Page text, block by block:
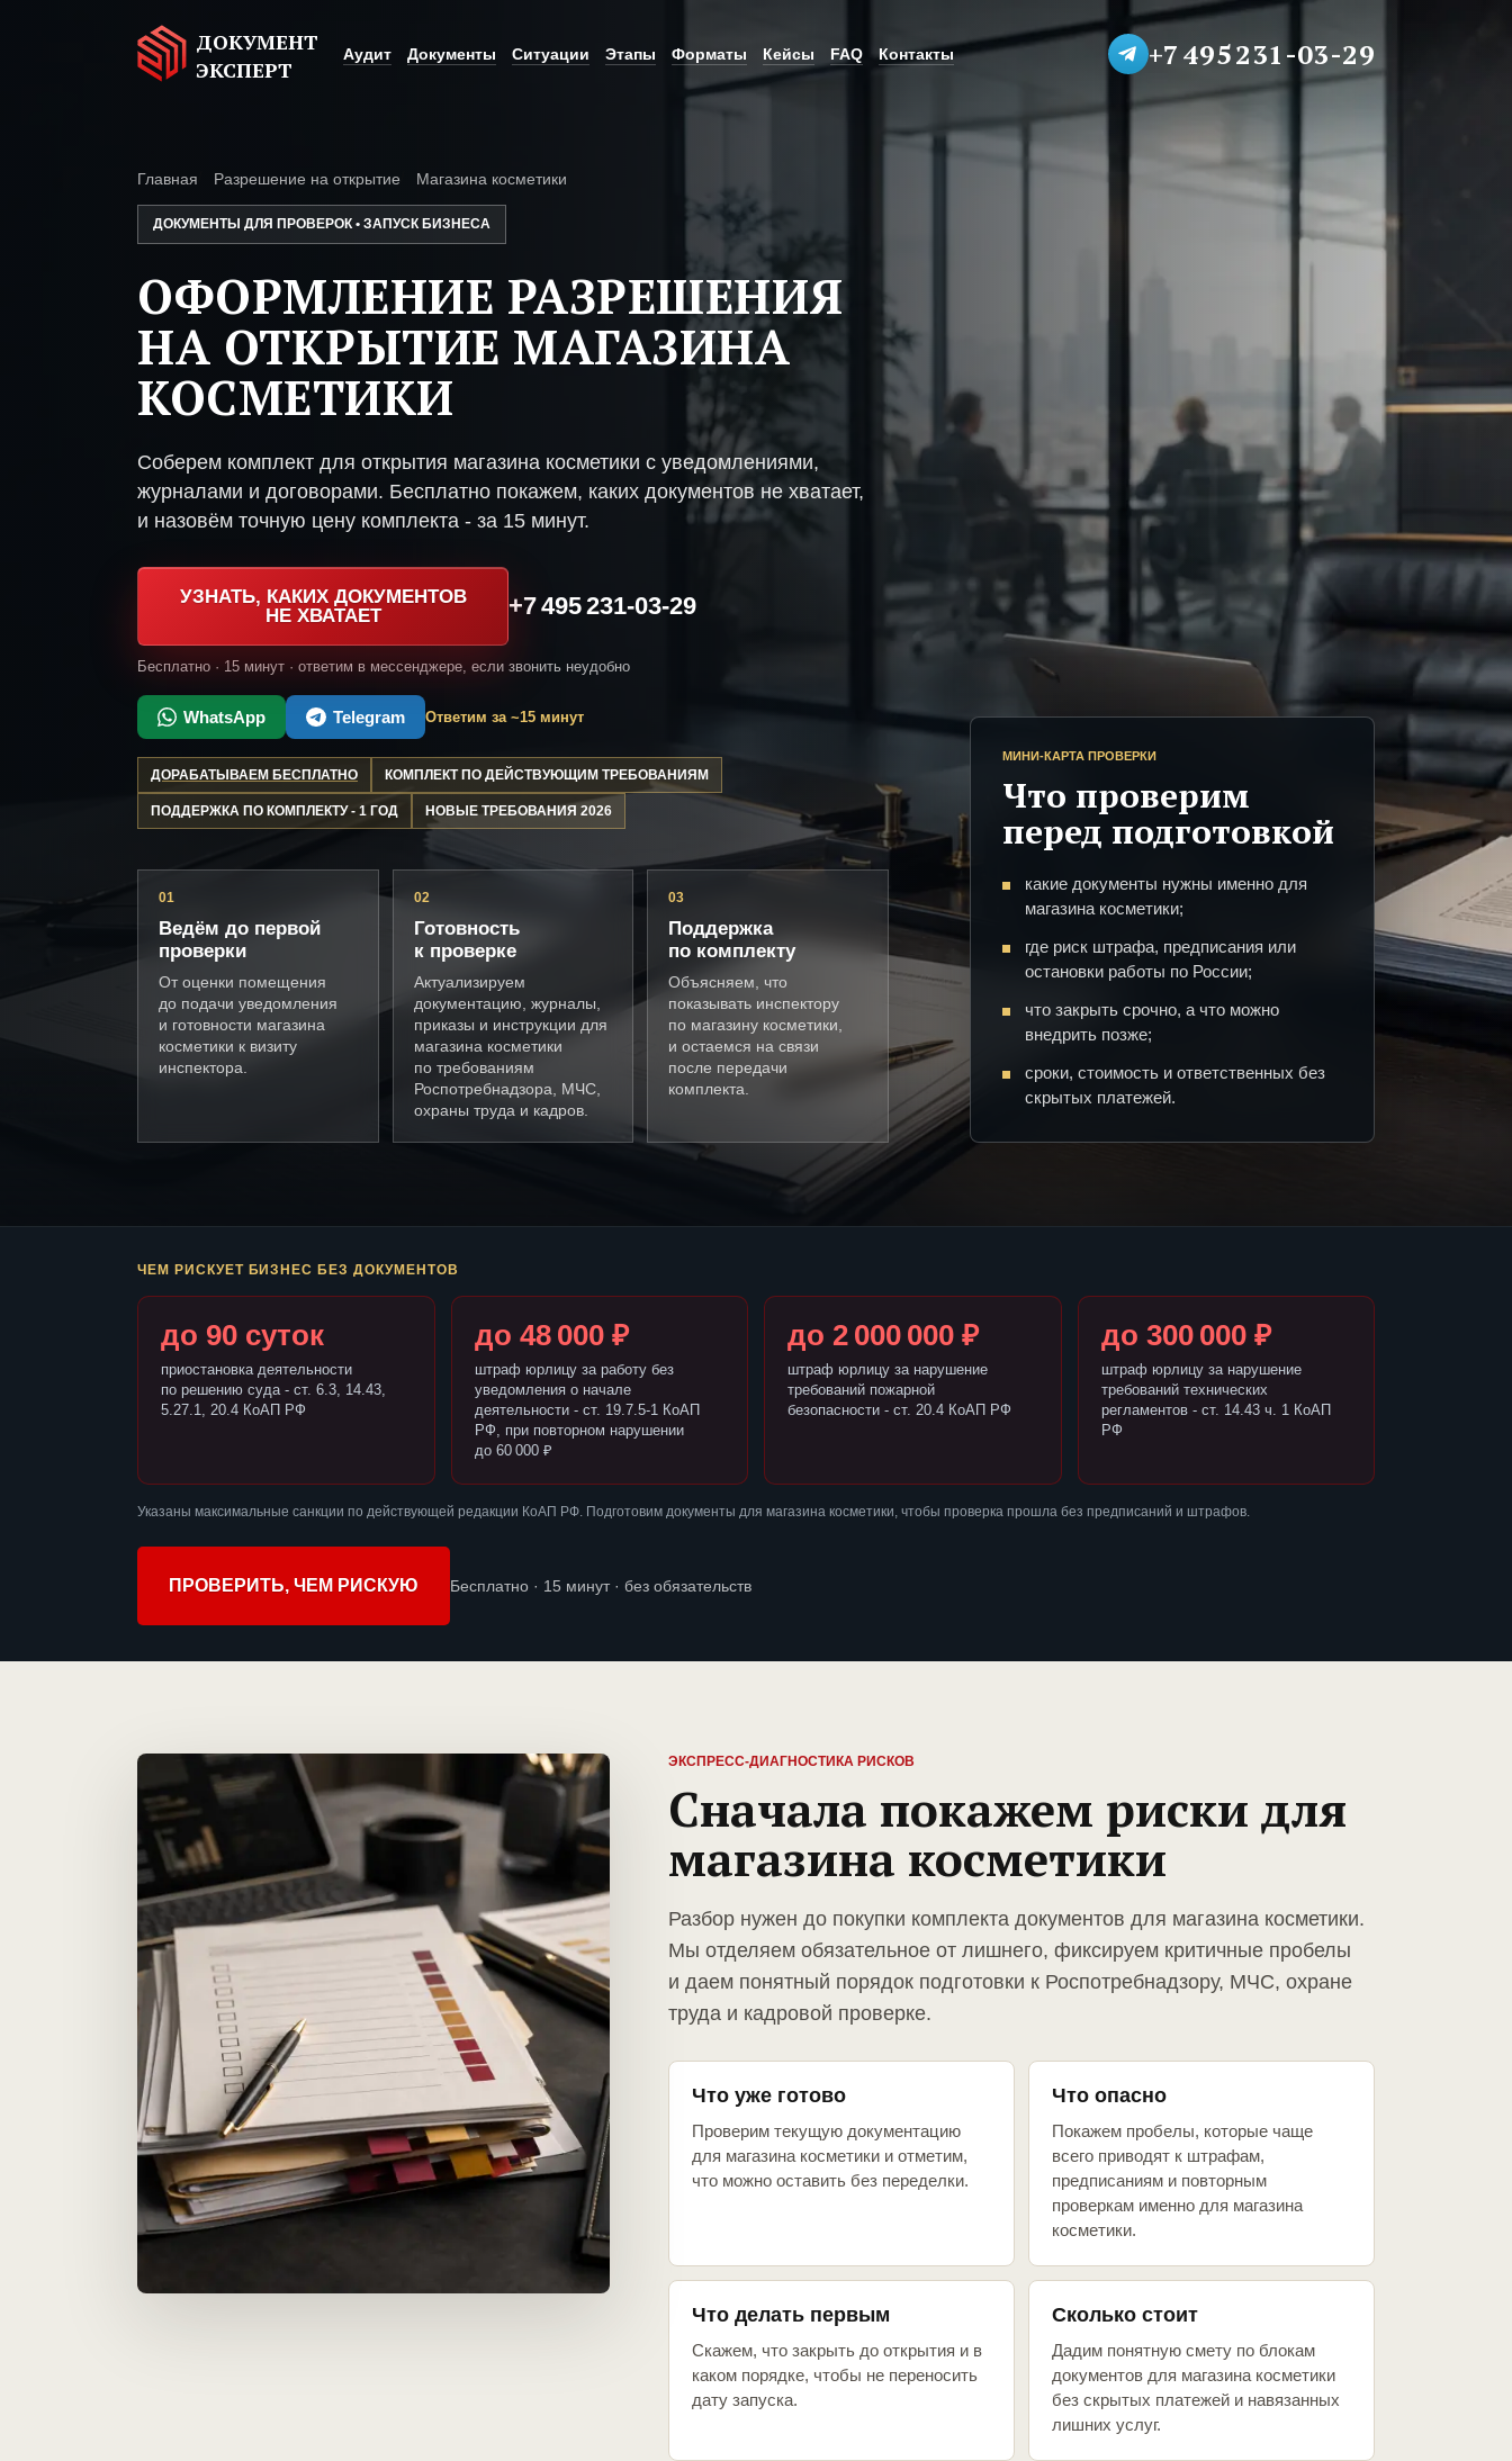
ДОКУМЕНТ
ЭКСПЕРТ
Аудит Документы Ситуации Этапы Форматы Кейсы FAQ Контакты +7 495 231-03-29
Главная Разрешение на открытие Магазина косметики
ДОКУМЕНТЫ ДЛЯ ПРОВЕРОК • ЗАПУСК БИЗНЕСА
ОФОРМЛЕНИЕ РАЗРЕШЕНИЯ
НА ОТКРЫТИЕ МАГАЗИНА
КОСМЕТИКИ
Соберем комплект для открытия магазина косметики с уведомлениями,
журналами и договорами. Бесплатно покажем, каких документов не хватает,
и назовём точную цену комплекта - за 15 минут.
УЗНАТЬ, КАКИХ ДОКУМЕНТОВ
НЕ ХВАТАЕТ
+7 495 231-03-29
Бесплатно · 15 минут · ответим в мессенджере, если звонить неудобно
WhatsApp Telegram Ответим за ~15 минут
ДОРАБАТЫВАЕМ БЕСПЛАТНО КОМПЛЕКТ ПО ДЕЙСТВУЮЩИМ ТРЕБОВАНИЯМ
ПОДДЕРЖКА ПО КОМПЛЕКТУ - 1 ГОД НОВЫЕ ТРЕБОВАНИЯ 2026
01
Ведём до первой
проверки
От оценки помещения
до подачи уведомления
и готовности магазина
косметики к визиту
инспектора.
02
Готовность
к проверке
Актуализируем
документацию, журналы,
приказы и инструкции для
магазина косметики
по требованиям
Роспотребнадзора, МЧС,
охраны труда и кадров.
03
Поддержка
по комплекту
Объясняем, что
показывать инспектору
по магазину косметики,
и остаемся на связи
после передачи
комплекта.
МИНИ-КАРТА ПРОВЕРКИ
Что проверим
перед подготовкой
какие документы нужны именно для
магазина косметики;
где риск штрафа, предписания или
остановки работы по России;
что закрыть срочно, а что можно
внедрить позже;
сроки, стоимость и ответственных без
скрытых платежей.
ЧЕМ РИСКУЕТ БИЗНЕС БЕЗ ДОКУМЕНТОВ
до 90 суток
приостановка деятельности
по решению суда - ст. 6.3, 14.43,
5.27.1, 20.4 КоАП РФ
до 48 000 ₽
штраф юрлицу за работу без
уведомления о начале
деятельности - ст. 19.7.5-1 КоАП
РФ, при повторном нарушении
до 60 000 ₽
до 2 000 000 ₽
штраф юрлицу за нарушение
требований пожарной
безопасности - ст. 20.4 КоАП РФ
до 300 000 ₽
штраф юрлицу за нарушение
требований технических
регламентов - ст. 14.43 ч. 1 КоАП
РФ
Указаны максимальные санкции по действующей редакции КоАП РФ. Подготовим документы для магазина косметики, чтобы проверка прошла без предписаний и штрафов.
ПРОВЕРИТЬ, ЧЕМ РИСКУЮ Бесплатно · 15 минут · без обязательств
ЭКСПРЕСС-ДИАГНОСТИКА РИСКОВ
Сначала покажем риски для
магазина косметики
Разбор нужен до покупки комплекта документов для магазина косметики.
Мы отделяем обязательное от лишнего, фиксируем критичные пробелы
и даем понятный порядок подготовки к Роспотребнадзору, МЧС, охране
труда и кадровой проверке.
Что уже готово
Проверим текущую документацию
для магазина косметики и отметим,
что можно оставить без переделки.
Что опасно
Покажем пробелы, которые чаще
всего приводят к штрафам,
предписаниям и повторным
проверкам именно для магазина
косметики.
Что делать первым
Скажем, что закрыть до открытия и в
каком порядке, чтобы не переносить
дату запуска.
Сколько стоит
Дадим понятную смету по блокам
документов для магазина косметики
без скрытых платежей и навязанных
лишних услуг.